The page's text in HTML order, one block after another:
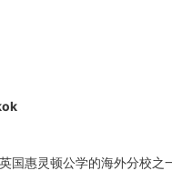
国惠灵顿公学的海外分校